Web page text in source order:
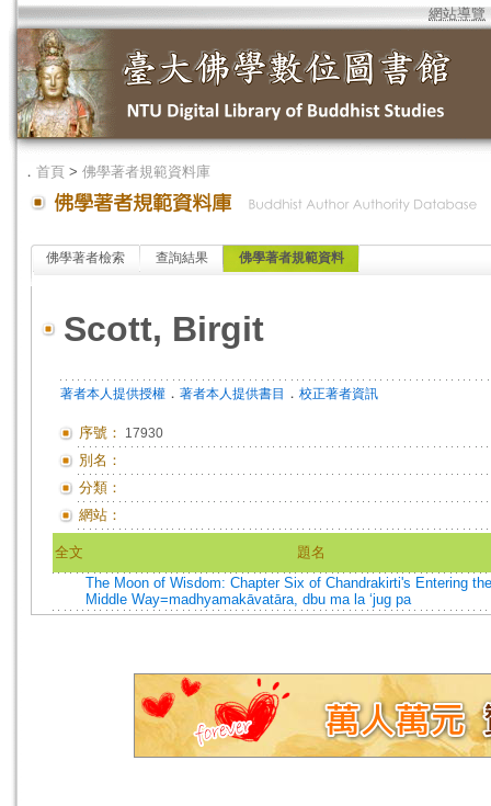
網站導覽
． 首頁 > 佛學著者規範資料庫
佛學著者檢索 查詢結果 佛學著者規範資料
Scott, Birgit
著者本人提供授權 ． 著者本人提供書目 ． 校正著者資訊
序號： 17930
別名：
分類：
網站：
全文
題名
The Moon of Wisdom: Chapter Six of Chandrakirti's Entering the
Middle Way=madhyamakāvatāra, dbu ma la ‘jug pa